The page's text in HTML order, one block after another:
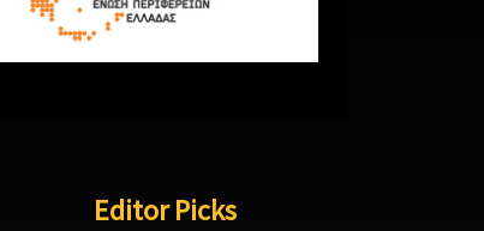
Editor Picks